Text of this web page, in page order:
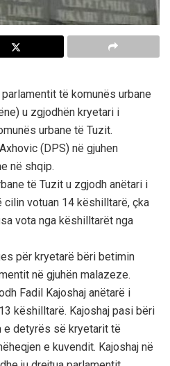
të komunës urbane
u zgjodhën kryetari i
urbane të Tuzit.
(DPS) në gjuhen
në shqip.
të Tuzit u zgjodh anëtari i
cilin votuan 14 këshilltarë, çka
vota nga këshilltarët nga
për kryetarë bëri betimin
në gjuhën malazeze.
Fadil Kajoshaj anëtarë i
këshilltarë. Kajoshaj pasi bëri
e detyrës së kryetarit të
e kuvendit. Kajoshaj në